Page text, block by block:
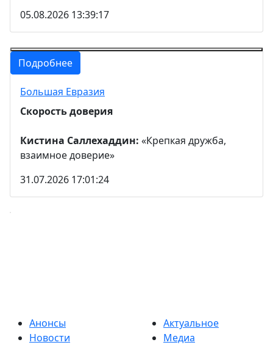
05.08.2026 13:39:17
Подробнее
Большая Евразия
Скорость доверия
Кистина Саллехаддин: «Крепкая дружба,
взаимное доверие»
31.07.2026 17:01:24
Анонсы
Новости
Актуальное
Медиа